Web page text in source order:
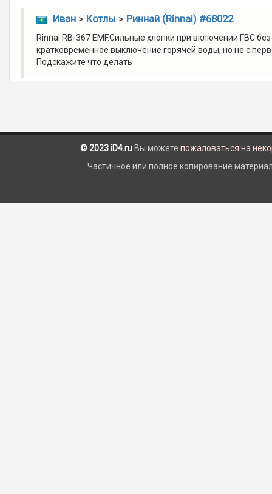
Иван> Котлы > Риннай (Rinnai) #68022
Rinnai RB-367 EMF.Сильные хлопки при включении ГВС
кратковременное выключение горячей воды, но не с
Подскажите что делать
© 2023 iD4.ru Вы можете пожаловаться на
Частичное или полное копирование